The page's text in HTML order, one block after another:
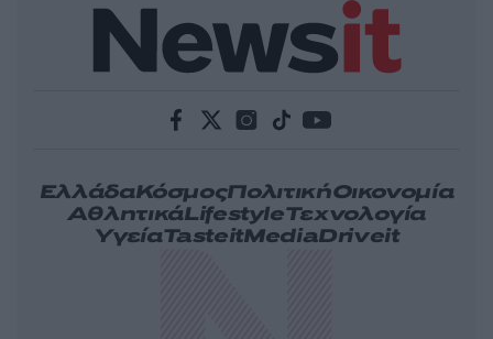
ΕλλάδαΚόσμοςΠολιτικήΟικονομία
ΑθλητικάLifestyleΤεχνολογία
ΥγείαTasteitMediaDriveit